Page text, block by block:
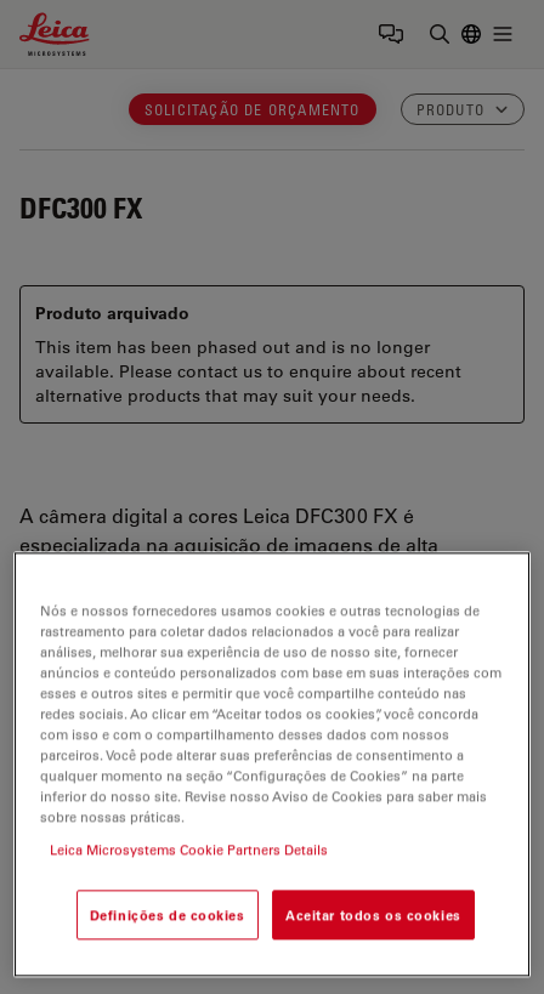
Leica Microsystems Logo
SOLICITAÇÃO DE ORÇAMENTO PRODUTO
DFC300 FX
Produto arquivado
This item has been phased out and is no longer
available. Please contact us to enquire about recent
alternative products that may suit your needs.
A câmera digital a cores Leica DFC300 FX é
especializada na aquisição de imagens de alta
biotecnologia e medicina. A câmera digital Leica
DFC300 FX registra células vivas, sequências de
movimento e espécimes ou partículas de fluorescência
que são suscetíveis à fotodegradação, mesmo com as
menores intensidades de luz. A alta sensibilidade do
espectro visível garante resultados confiáveis em
microscopia de fluorescência, especialmente para GFP
e outras aplicações de baixa iluminação. A caixa
facilmente ao seu microscópio (adaptador em rosca C).
A câmera Leica DFC300 FX também proporciona
rápida transferência para computadores PC e Mac com
Nós e nossos fornecedores usamos cookies e outras tecnologias de
rastreamento para coletar dados relacionados a você para realizar
análises, melhorar sua experiência de uso de nosso site, fornecer
anúncios e conteúdo personalizados com base em suas interações com
esses e outros sites e permitir que você compartilhe conteúdo nas
redes sociais. Ao clicar em “Aceitar todos os cookies”, você concorda
com isso e com o compartilhamento desses dados com nossos
parceiros. Você pode alterar suas preferências de consentimento a
qualquer momento na seção “Configurações de Cookies” na parte
inferior do nosso site. Revise nosso Aviso de Cookies para saber mais
sobre nossas práticas.
Leica Microsystems Cookie Partners Details
Definições de cookies Aceitar todos os cookies